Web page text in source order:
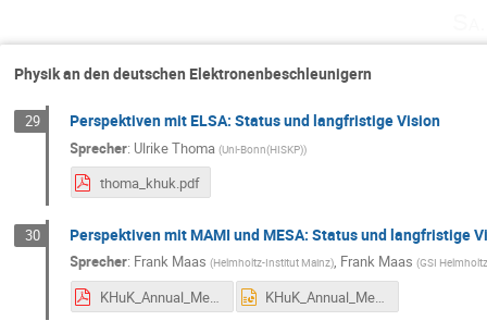
Physik an den deutschen Elektronenbeschleunigern
29 Perspektiven mit ELSA: Status und langfristige Vision
Sprecher: Ulrike Thoma (Uni-Bonn(HISKP))
thoma_khuk.pdf
30 Perspektiven mit MAMI und MESA: Status und langfristige
Sprecher: Frank Maas (Helmholtz-Institut Mainz), Frank Maas (GSI
KHuK_Annual_Meeting_2022_MAMI_MESA_Maas.pdf KHuK_Annual_Meeting_2022_MAMI_MESA_Maas.pptx